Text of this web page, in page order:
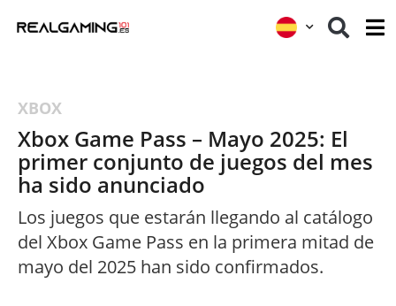
XBOX
Xbox Game Pass – Mayo 2025: El
primer conjunto de juegos del mes
ha sido anunciado
Los juegos que estarán llegando al catálogo
del Xbox Game Pass en la primera mitad de
mayo del 2025 han sido confirmados.